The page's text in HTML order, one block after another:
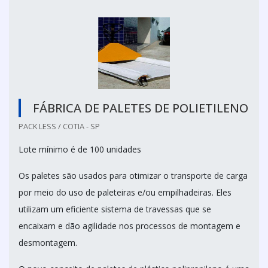
FÁBRICA DE PALETES DE POLIETILENO
PACK LESS / COTIA - SP
Lote mínimo é de 100 unidades
Os paletes são usados para otimizar o transporte de carga
por meio do uso de paleteiras e/ou empilhadeiras. Eles
utilizam um eficiente sistema de travessas que se
encaixam e dão agilidade nos processos de montagem e
desmontagem.